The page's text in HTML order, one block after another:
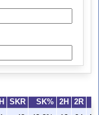
SKR SK% 2H 2R